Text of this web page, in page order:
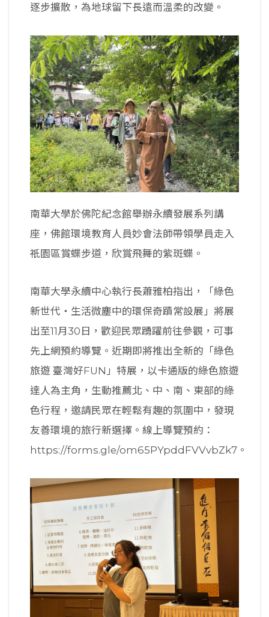
逐步擴散，為地球留下長遠而溫柔的改變。
南華大學於佛陀紀念館舉辦永續發展系列講
座，佛館環境教育人員妙會法師帶領學員走入
祇園區賞蝶步道，欣賞飛舞的紫斑蝶。
南華大學永續中心執行長蕭雅柏指出，「綠色
新世代‧生活微塵中的環保奇蹟常設展」將展
出至11月30日，歡迎民眾踴躍前往參觀，可事
先上網預約導覽。近期即將推出全新的「綠色
旅遊 臺灣好FUN」特展，以卡通版的綠色旅遊
達人為主角，生動推薦北、中、南、東部的綠
色行程，邀請民眾在輕鬆有趣的氛圍中，發現
友善環境的旅行新選擇。線上導覽預約：
https://forms.gle/om65PYpddFVVvbZk7。